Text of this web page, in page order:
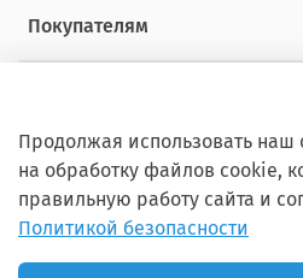
Покупателям
Copyright © 2012 - 2026 ZOOSET
Продолжая использовать наш
на обработку файлов cookie,
правильную работу сайта и
Политикой безопасности